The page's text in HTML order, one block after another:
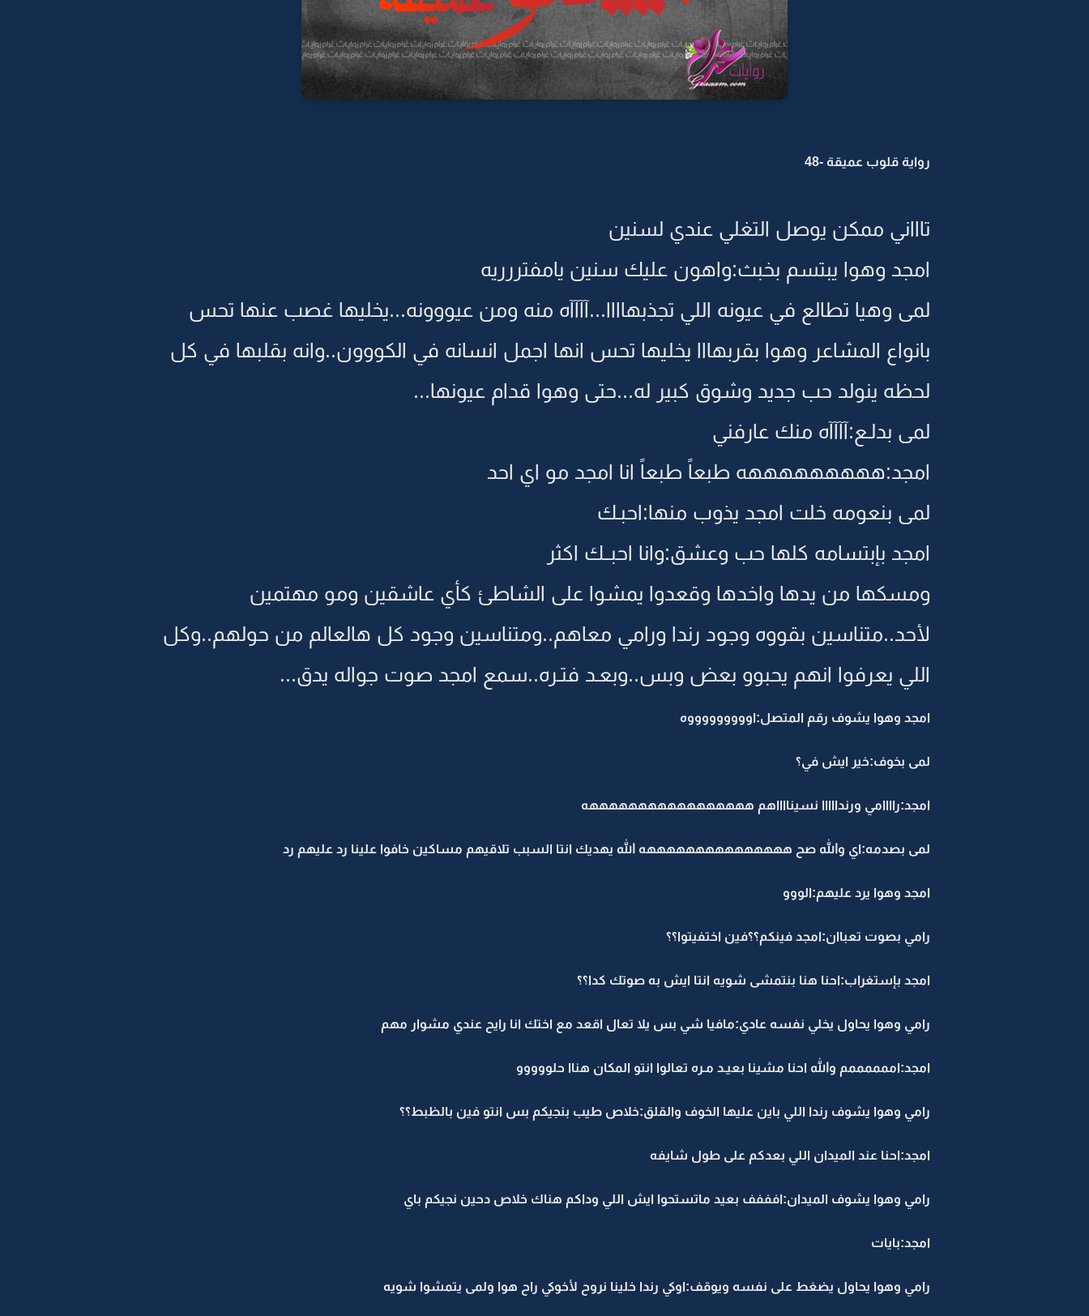
رواية قلوب عميقة -48
تاااني ممكن يوصل التغلي عندي لسنين
امجد وهوا يبتسم بخبث:واهون عليك سنين يامفتررريه
لمى وهيا تطالع في عيونه اللي تجذبهاااا...آآآآه منه ومن عيووونه...يخليها غصب عنها تحس
بانواع المشاعر وهوا بقربهااا يخليها تحس انها اجمل انسانه في الكووون..وانه بقلبها في كل
لحظه ينولد حب جديد وشوق كبير له...حتى وهوا قدام عيونها...
لمى بدلـع:آآآآه منك عارفني
امجد:هههههههههه طبعاً طبعاً انا امجد مو اي احد
لمى بنعومه خلت امجد يذوب منها:احبـك
امجد بإبتسامه كلها حب وعشق:وانا احبــك اكثر
ومسكها من يدها واخدها وقعدوا يمشوا على الشاطئ كأي عاشقين ومو مهتمين
لأحد..متناسين بقووه وجود رندا ورامي معاهم..ومتناسين وجود كل هالعالم من حولهم..وكل
اللي يعرفوا انهم يحبوو بعض وبس..وبعـد فتـره..سمع امجد صوت جواله يدق...
امجد وهوا يشوف رقم المتصل:اوووووووووه
لمى بخوف:خير ايش في؟
امجد:راااامي ورندااااا نسينااااهم هههههههههههههههههه
لمى بصدمه:اي والله صح هههههههههههههههه الله يهديك انتا السبب تلاقيهم مساكين خافوا علينا رد عليهم رد
امجد وهوا يرد عليهم:الووو
رامي بصوت تعباان:امجد فينكم؟؟فين اختفيتوا؟؟
امجد بإستغراب:احنا هنا بنتمشى شويه انتا ايش به صوتك كدا؟؟
رامي وهوا يحاول يخلي نفسه عادي:مافيا شي بس يلا تعال اقعد مع اختك انا رايح عندي مشوار مهم
امجد:اممممممم والله احنا مشينا بعيـد مـره تعالوا انتو المكان هناا حلووووو
رامي وهوا يشوف رندا اللي باين عليها الخوف والقلق:خلاص طيب بنجيكم بس انتو فين بالظبط؟؟
امجد:احنا عند الميدان اللي بعدكم على طول شايفه
رامي وهوا يشوف الميدان:افففف بعيد ماتستحوا ايش اللي وداكم هناك خلاص دحين نجيكم باي
امجد:بايات
رامي وهوا يحاول يضغط على نفسه ويوقف:اوكي رندا خلينا نروح لأخوكي راح هوا ولمى يتمشوا شويه